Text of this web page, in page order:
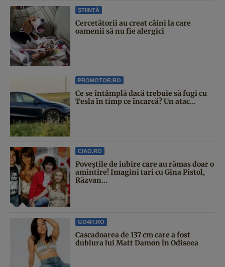
ȘTIINȚĂ
Cercetătorii au creat câini la care
oamenii să nu fie alergici
PROMOTOR.RO
Ce se întâmplă dacă trebuie să fugi cu
Tesla în timp ce încarcă? Un atac...
CIAO.RO
Poveştile de iubire care au rămas doar o
amintire! Imagini tari cu Gina Pistol,
Răzvan...
GO4IT.RO
Cascadoarea de 137 cm care a fost
dublura lui Matt Damon în Odiseea